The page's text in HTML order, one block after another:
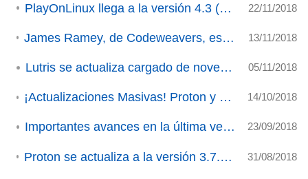
PlayOnLinux llega a la versión 4.3 (ACTUALIZADO) 22/11/2018
James Ramey, de Codeweavers, es entrevistado en Boiling Steam. 13/11/2018
Lutris se actualiza cargado de novedades 05/11/2018
¡Actualizaciones Masivas! Proton y DXVK alcanzan nuevas versiones. 14/10/2018
Importantes avances en la última versión de DXVK. 23/09/2018
Proton se actualiza a la versión 3.7.5 Beta con importantes mejoras. 31/08/2018